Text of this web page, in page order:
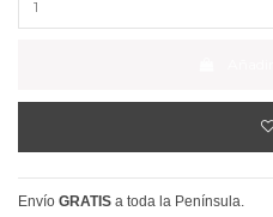
Envío GRATIS a toda la Península.